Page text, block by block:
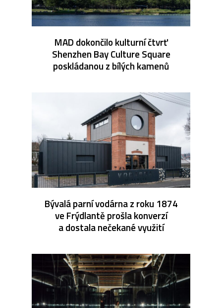
MAD dokončilo kulturní čtvrť
Shenzhen Bay Culture Square
poskládanou z bílých kamenů
Bývalá parní vodárna z roku 1874
ve Frýdlantě prošla konverzí
a dostala nečekané využití